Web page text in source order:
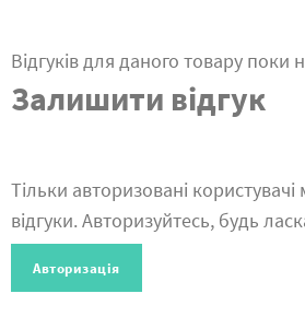
Відгуків для даного товару поки
Залишити відгук
Тільки авторизовані
відгуки. Авторизуйтесь, будь
Авторизація